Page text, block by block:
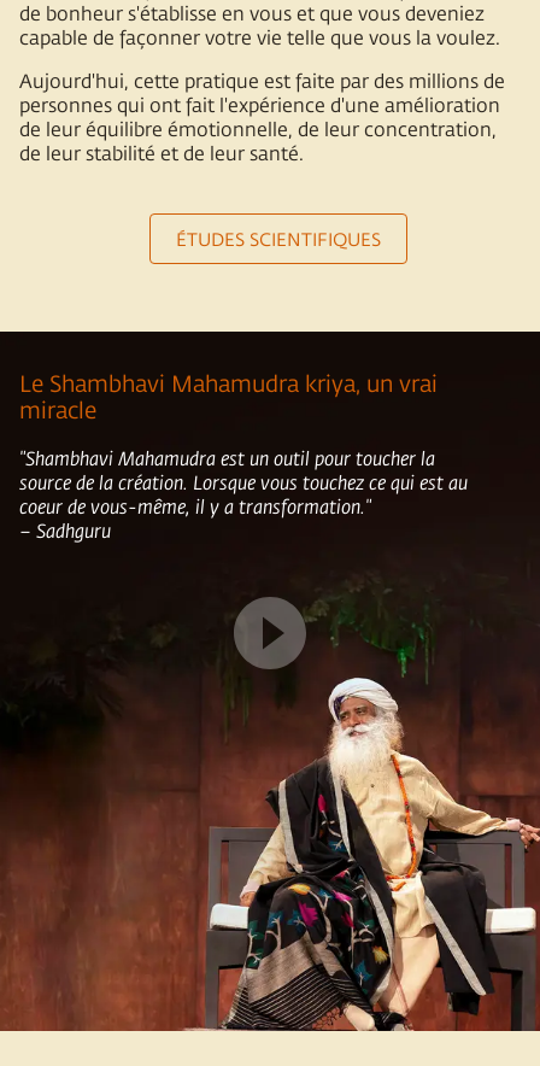
de bonheur s'établisse en vous et que vous deveniez
capable de façonner votre vie telle que vous la voulez.
Aujourd'hui, cette pratique est faite par des millions de
personnes qui ont fait l'expérience d'une amélioration
de leur équilibre émotionnelle, de leur concentration,
de leur stabilité et de leur santé.
ÉTUDES SCIENTIFIQUES
Le Shambhavi Mahamudra kriya, un vrai
miracle
"Shambhavi Mahamudra est un outil pour toucher la
source de la création. Lorsque vous touchez ce qui est au
coeur de vous-même, il y a transformation."
– Sadhguru